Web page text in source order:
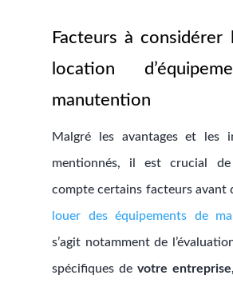
Facteurs à considérer
location
manutention
Malgré les avantages et les
mentionnés, il est crucial
compte certains facteurs avant
louer des équipements de
s’agit notamment de
spécifiques de votre